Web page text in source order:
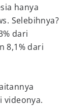
hanya
Selebihnya?
dari
8,1% dari
videonya.